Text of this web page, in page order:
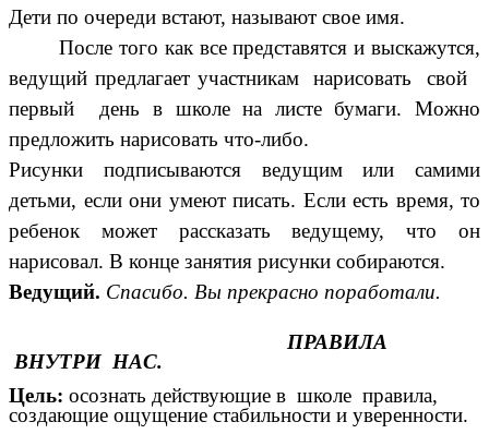
Дети по очереди встают, называют свое имя.
После того как все представятся и выскажутся,
ведущий предлагает участникам нарисовать свой
первый день в школе на листе бумаги. Можно
предложить нарисовать что-либо.
Рисунки подписываются ведущим или самими
детьми, если они умеют писать. Если есть время, то
ребенок может рассказать ведущему, что он
нарисовал. В конце занятия рисунки собираются.
Ведущий. Спасибо. Вы прекрасно поработали.
ПРАВИЛА
ВНУТРИ НАС.
Цель: осознать действующие в школе правила,
создающие ощущение стабильности и уверенности.